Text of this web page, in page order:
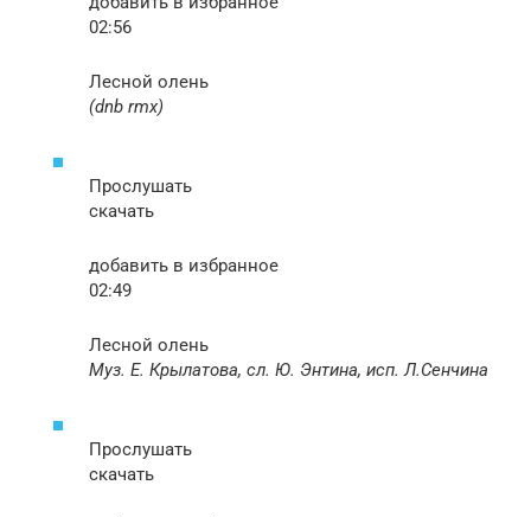
02:56
Лесной олень
(dnb rmx)
Прослушать
скачать
добавить в избранное
02:49
Лесной олень
Муз. Е. Крылатова, сл. Ю. Энтина, исп. Л.Сенчина
Прослушать
скачать